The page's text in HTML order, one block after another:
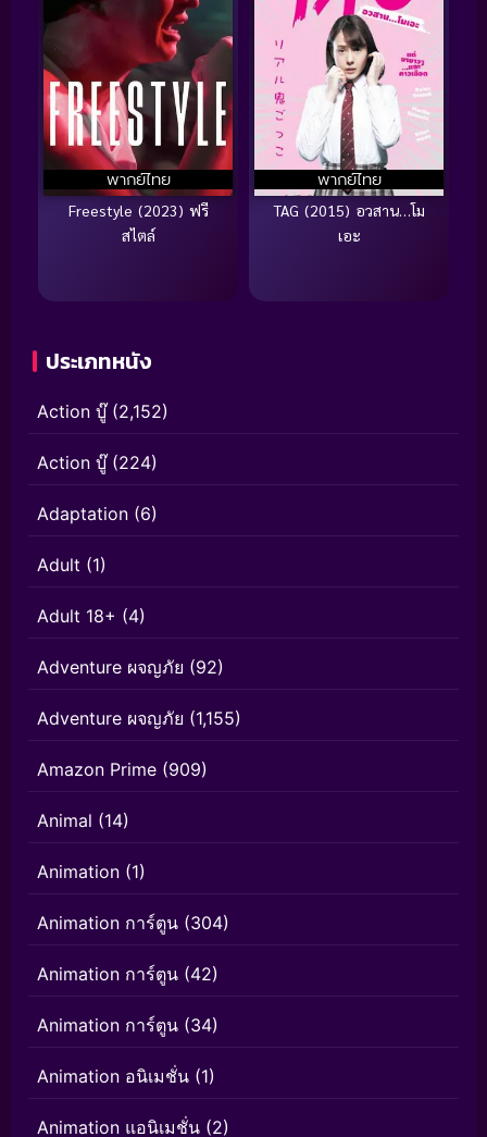
พากย์ไทย
Freestyle (2023) ฟรี
สไตล์
พากย์ไทย
TAG (2015) อวสาน…โม
เอะ
ประเภทหนัง
Action บู๊(2,152)
Action บู๊(224)
Adaptation (6)
Adult (1)
Adult 18+ (4)
Adventure ผจญภัย (92)
Adventure ผจญภัย (1,155)
Amazon Prime (909)
Animal (14)
Animation (1)
Animation การ์ตูน (304)
Animation การ์ตูน (42)
Animation การ์ตูน (34)
Animation อนิเมชั่น (1)
Animation แอนิเมชั่น (2)